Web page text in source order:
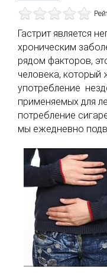
Гастрит является
хроническим
рядом факторов,
человека, который
употребление
применяемых для
потребление
мы ежедневно